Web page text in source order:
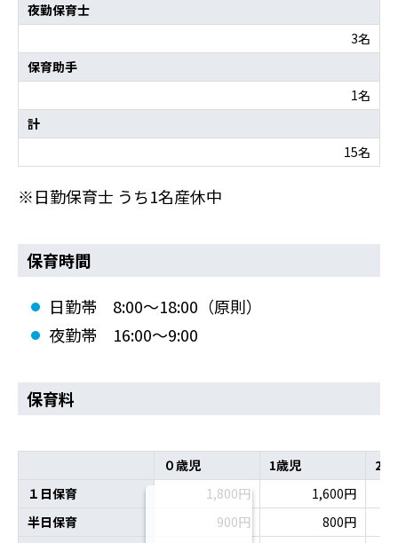
夜勤保育士
3名
保育助手
1名
計
15名
※日勤保育士 うち1名産休中
保育時間
日勤帯 8:00～18:00（原則）
夜勤帯 16:00～9:00
保育料
０歳児 1歳児
2
１日保育
1,800円
1,600円
半日保育
900円
800円